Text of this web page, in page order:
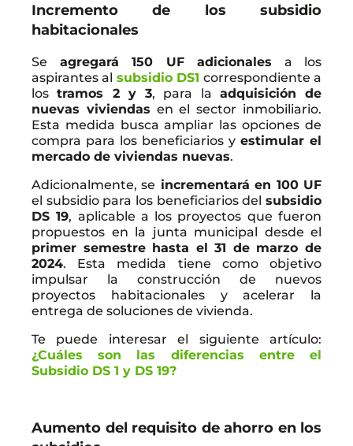
Incremento de los subsidio
habitacionales
Se agregará 150 UF adicionales a los
aspirantes al subsidio DS1 correspondiente a
lostramos 2 y 3, para la adquisición de
nuevas viviendas en el sector inmobiliario.
Esta medida busca ampliar las opciones de
compra para los beneficiarios y estimular el
mercado de viviendas nuevas.
Adicionalmente, se incrementará en 100 UF
el subsidio para los beneficiarios del subsidio
DS 19, aplicable a los proyectos que fueron
propuestos en la junta municipal desde el
primer semestre hasta el 31 de marzo de
2024. Esta medida tiene como objetivo
impulsar la construcción de nuevos
proyectos habitacionales y acelerar la
entrega de soluciones de vivienda.
Te puede interesar el siguiente artículo:
¿Cuáles son las diferencias entre el
Subsidio DS 1 y DS 19?
Aumento del requisito de ahorro en los